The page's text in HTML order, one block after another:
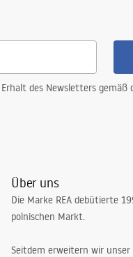
des Newsletters gemäß
Über uns
Die Marke REA debütierte
polnischen Markt.
Seitdem erweitern wir unser